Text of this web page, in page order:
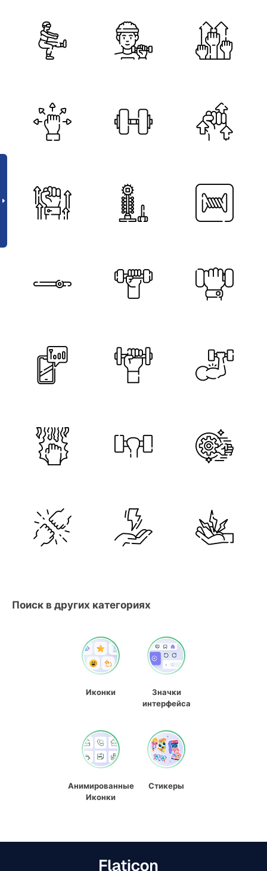
Поиск в других категориях
Иконки
Значки
интерфейса
Анимированные
Иконки
Стикеры